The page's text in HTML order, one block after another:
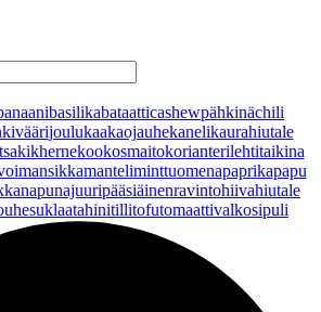
basilikabataatticashewpähkinächili
joulukaakaojauhekanelikaurahiutale
kikhernekookosmaitokorianterilehtitaikina
mansikkamanteliminttuomenapaprikapapu
punajuuripääsiäinenravintohiivahiutale
suklaatahinitillitofutomaattivalkosipuli